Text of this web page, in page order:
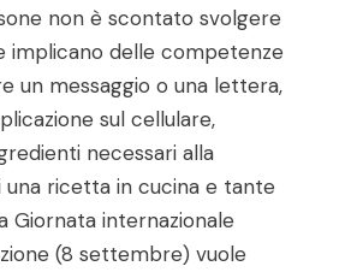
non è scontato svolgere
implicano delle competenze
un messaggio o una lettera,
sul cellulare,
necessari alla
una ricetta in cucina e tante
Giornata internazionale
(8 settembre) vuole